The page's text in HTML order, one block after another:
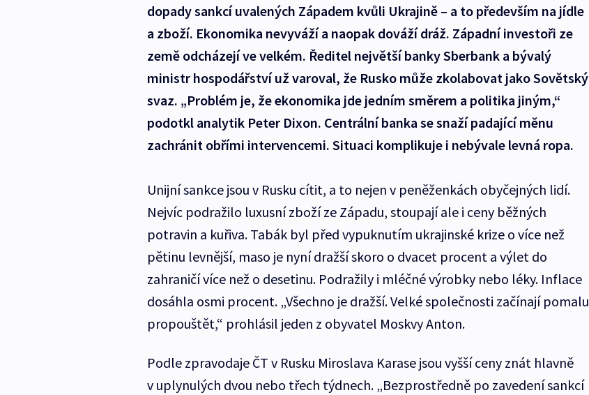
dopady sankcí uvalených Západem kvůli Ukrajině – a to především na jídle
a zboží. Ekonomika nevyváží a naopak dováží dráž. Západní investoři ze
země odcházejí ve velkém. Ředitel největší banky Sberbank a bývalý
ministr hospodářství už varoval, že Rusko může zkolabovat jako Sovětský
svaz. „Problém je, že ekonomika jde jedním směrem a politika jiným,“
podotkl analytik Peter Dixon. Centrální banka se snaží padající měnu
zachránit obřími intervencemi. Situaci komplikuje i nebývale levná ropa.
Unijní sankce jsou v Rusku cítit, a to nejen v peněženkách obyčejných lidí.
Nejvíc podražilo luxusní zboží ze Západu, stoupají ale i ceny běžných
potravin a kuřiva. Tabák byl před vypuknutím ukrajinské krize o více než
pětinu levnější, maso je nyní dražší skoro o dvacet procent a výlet do
zahraničí více než o desetinu. Podražily i mléčné výrobky nebo léky. Inflace
dosáhla osmi procent. „Všechno je dražší. Velké společnosti začínají pomalu
propouštět,“ prohlásil jeden z obyvatel Moskvy Anton.
Podle zpravodaje ČT v Rusku Miroslava Karase jsou vyšší ceny znát hlavně
v uplynulých dvou nebo třech týdnech. „Bezprostředně po zavedení sankcí